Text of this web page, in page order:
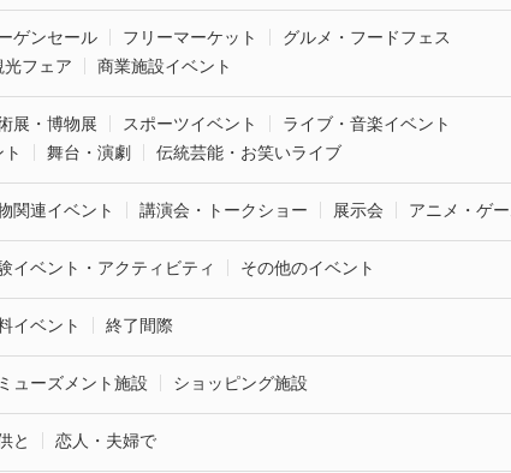
ゲンセール フリーマーケット
グルメ・フードフェス
フェア
商業施設イベント
展・博物展 スポーツイベント
ライブ・音楽イベント
舞台・演劇 伝統芸能・お笑いライブ
関連イベント 講演会・トークショー 展示会 アニメ・ゲー
イベント・アクティビティ その他のイベント
イベント 終了間際
ューズメント施設 ショッピング施設
と 恋人・夫婦で